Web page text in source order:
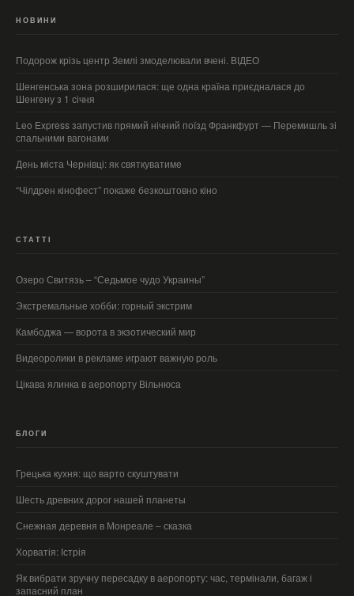
НОВИНИ
Подорож крізь центр Землі змоделювали вчені. ВІДЕО
Шенгенська зона розширилася: ще одна країна приєдналася до
Шенгену з 1 січня
Leo Express запустив прямий нічний поїзд Франкфурт — Перемишль зі
спальними вагонами
День міста Чернівці: як святкуватиме
“Чілдрен кінофест” покаже безкоштовно кіно
СТАТТІ
Озеро Свитязь – “Седьмое чудо Украины”
Экстремальные хобби: горный экстрим
Камбоджа — ворота в экзотический мир
Видеоролики в рекламе играют важную роль
Цікава ялинка в аеропорту Вільнюса
БЛОГИ
Грецька кухня: що варто скуштувати
Шесть древних дорог нашей планеты
Снежная деревня в Монреале – сказка
Хорватія: Істрія
Як вибрати зручну пересадку в аеропорту: час, термінали, багаж і
запасний план